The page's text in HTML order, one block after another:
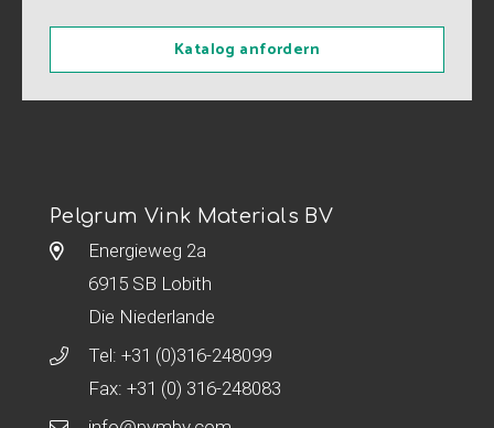
Katalog anfordern
Pelgrum Vink Materials BV
Energieweg 2a
6915 SB Lobith
Die Niederlande
Tel: +31 (0)316-248099
Fax: +31 (0) 316-248083